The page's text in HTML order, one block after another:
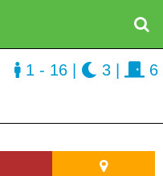
1 - 16 3 6